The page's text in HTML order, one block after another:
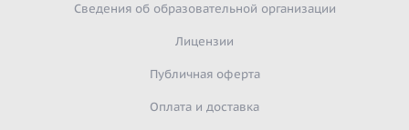
Сведения об образовательной организации
Лицензии
Публичная оферта
Оплата и доставка